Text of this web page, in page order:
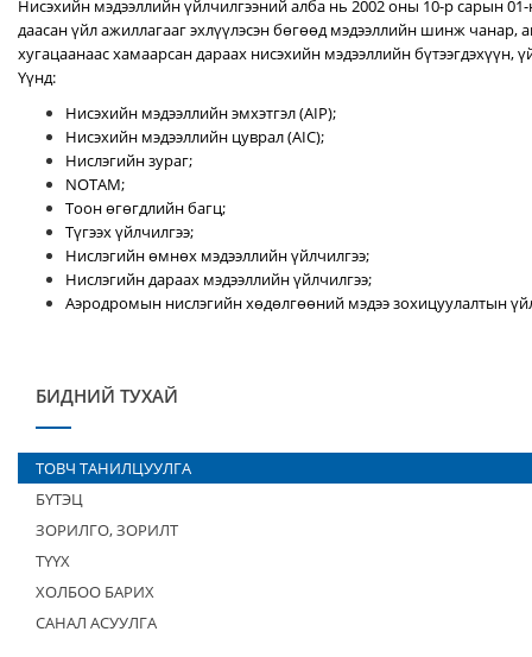
Нисэхийн мэдээллийн үйлчилгээний алба нь 2002 оны 10-р сарын
даасан үйл ажиллагааг эхлүүлэсэн бөгөөд мэдээллийн шинж чанар,
хугацаанаас хамаарсан дараах нисэхийн мэдээллийн бүтээгдэхүүн,
Үүнд:
Нисэхийн мэдээллийн эмхэтгэл (AIP);
Нисэхийн мэдээллийн цуврал (AIC);
Нислэгийн зураг;
NOTAM;
Тоон өгөгдлийн багц;
Түгээх үйлчилгээ;
Нислэгийн өмнөх мэдээллийн үйлчилгээ;
Нислэгийн дараах мэдээллийн үйлчилгээ;
Аэродромын нислэгийн хөдөлгөөний мэдээ зохицуулалтын
БИДНИЙ ТУХАЙ
ТОВЧ ТАНИЛЦУУЛГА
БҮТЭЦ
ЗОРИЛГО, ЗОРИЛТ
ТҮҮХ
ХОЛБОО БАРИХ
САНАЛ АСУУЛГА